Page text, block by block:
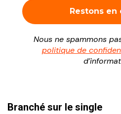
Nous ne spammons
politique de
Branché sur le single